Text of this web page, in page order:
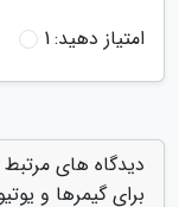
امتیاز دهید:1
دیدگاه های مرتبط
برای گیمرها و